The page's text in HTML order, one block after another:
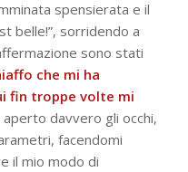
spensierata e il
belle!”, sorridendo a
sono stati
che mi ha
fin troppe volte mi
aperto davvero gli occhi,
facendomi
il mio modo di